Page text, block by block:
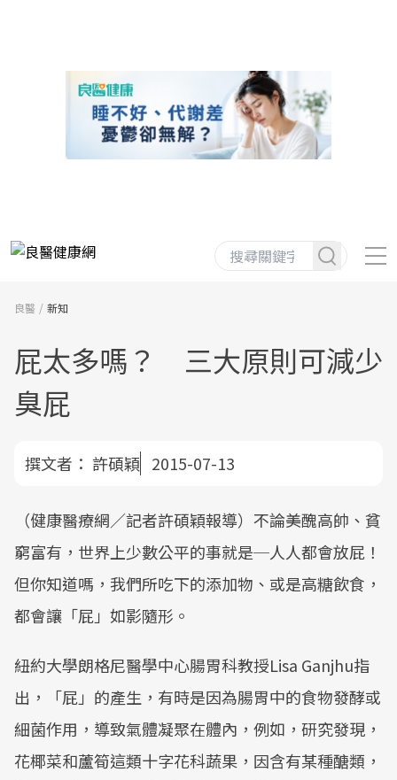
良醫 新知
屁太多嗎？ 三大原則可減少
臭屁
撰文者： 許碩穎 2015-07-13
（健康醫療網／記者許碩穎報導）不論美醜高帥、貧
窮富有，世界上少數公平的事就是─人人都會放屁！
但你知道嗎，我們所吃下的添加物、或是高糖飲食，
都會讓「屁」如影隨形。
紐約大學朗格尼醫學中心腸胃科教授Lisa Ganjhu指
出，「屁」的產生，有時是因為腸胃中的食物發酵或
細菌作用，導致氣體凝聚在體內，例如，研究發現，
花椰菜和蘆筍這類十字花科蔬果，因含有某種醣類，